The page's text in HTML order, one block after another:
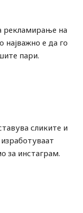
рекламирање на
најважно е да го
пари.
сликите и
за инстаграм.